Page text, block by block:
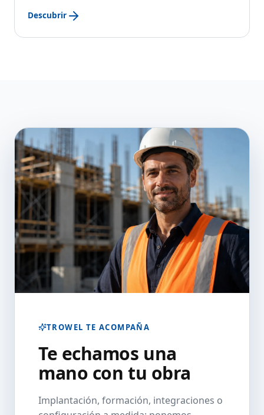
Descubrir
TROWEL TE ACOMPAÑA
Te echamos una
mano con tu obra
Implantación, formación, integraciones o